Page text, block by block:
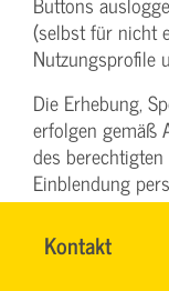
Kontakt
DENISE
Name*
(selbst für nicht
Nutzungsprofile
Die Erhebung,
erfolgen gemäß
des
Einblendung
Marktforschung
Gestaltung von